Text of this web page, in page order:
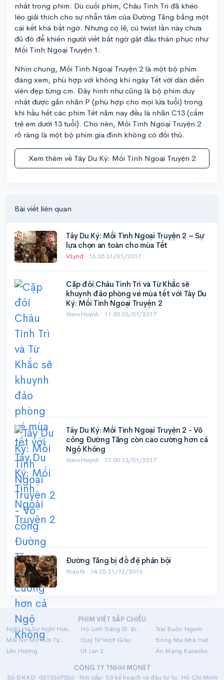
nhất trong phim. Dù cuối phim, Châu Tinh Trì đã khéo
léo giải thích cho sự nhẫn tâm của Đường Tăng bằng một
cái kết khá bất ngờ. Nhưng có lẽ, cú twist lần này chưa
đủ đô để khiến người viết bất ngờ gật đầu thán phục như
Mối Tình Ngoại Truyện 1.
Nhìn chung, Mối Tình Ngoại Truyện 2 là một bộ phim
đáng xem, phù hợp với không khí ngày Tết với dàn diễn
viên đẹp từng cm. Đây hình như cũng là bộ phim duy
nhất được gắn nhãn P (phù hợp cho mọi lứa tuổi) trong
khi hầu hết các phim Tết năm nay đều là nhãn C13 (cấm
trẻ em dưới 13 tuổi). Cho nên, Mối Tình Ngoại Truyện 2
rõ ràng là một bộ phim gia đình không có đối thủ.
Xem thêm về Tây Du Ký: Mối Tình Ngoại Truyện 2
Bài viết liên quan
Tây Du Ký: Mối Tình Ngoại Truyện 2 – Sự
lựa chọn an toàn cho mùa Tết
VLynd · 16:35 31/01/2017
Cặp đôi Châu Tinh Trì và Từ Khắc sẽ
khuynh đảo phòng vé mùa tết với Tây Du
Ký: Mối Tình Ngoại Truyện 2
NeroHuynh · 11:00 23/01/2017
Tây Du Ký: Mối Tình Ngoại Truyện 2 - Võ
công Đường Tăng còn cao cường hơn cả
Ngộ Không
NeroHuynh · 17:00 13/01/2017
Đường Tăng bị đồ đệ phản bội
thaotk · 14:25 31/12/2016
PHIM VIỆT SẮP CHIẾU
Nghỉ Hè Sợ Nghỉ Hưu
Hộ Linh Tráng Sĩ: Bí Ẩn Mộ Vua Đinh
Trại Buôn Người
Mãi Nợ Một Lời Tạm Biệt
Quý Tử Vượt Giàu
Bóng Ma Nhà Hát
Lên Hương
Út Lan 2
Án Mạng Karaoke
CÔNG TY TNHH MONET
Số ĐKKD: 0315367026 · Nơi cấp: Sở kế hoạch và đầu tư Tp. Hồ Chí Minh